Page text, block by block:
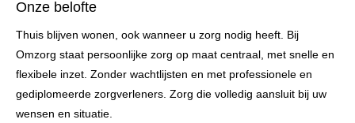
Onze belofte
Thuis blijven wonen, ook wanneer u zorg nodig heeft. Bij
Omzorg staat persoonlijke zorg op maat centraal, met snelle en
flexibele inzet. Zonder wachtlijsten en met professionele en
gediplomeerde zorgverleners. Zorg die volledig aansluit bij uw
wensen en situatie.